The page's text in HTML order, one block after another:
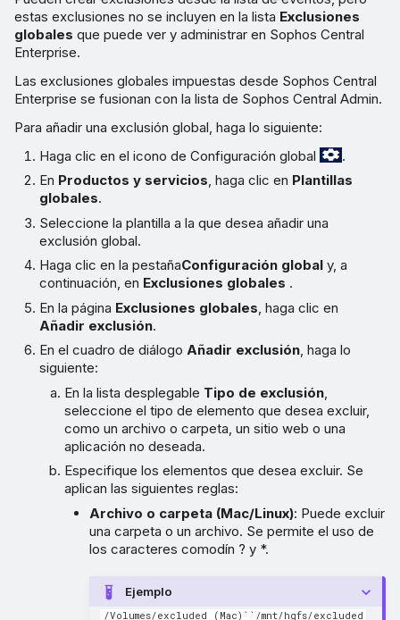
estas exclusiones no se incluyen en la lista Exclusiones
globales que puede ver y administrar en Sophos Central
Enterprise.
Las exclusiones globales impuestas desde Sophos Central
Enterprise se fusionan con la lista de Sophos Central Admin.
Para añadir una exclusión global, haga lo siguiente:
Haga clic en el icono de Configuración global
.
En Productos y servicios, haga clic en Plantillas
globales.
Seleccione la plantilla a la que desea añadir una
exclusión global.
Haga clic en la pestañaConfiguración global y, a
continuación, en Exclusiones globales .
En la página Exclusiones globales, haga clic en
Añadir exclusión.
En el cuadro de diálogoAñadir exclusión, haga lo
siguiente:
En la lista desplegable Tipo de exclusión,
seleccione el tipo de elemento que desea excluir,
como un archivo o carpeta, un sitio web o una
aplicación no deseada.
Especifique los elementos que desea excluir. Se
aplican las siguientes reglas:
Archivo o carpeta (Mac/Linux): Puede excluir
una carpeta o un archivo. Se permite el uso de
los caracteres comodín ? y *.
Ejemplo
/Volumes/excluded (Mac)``/mnt/hgfs/excluded